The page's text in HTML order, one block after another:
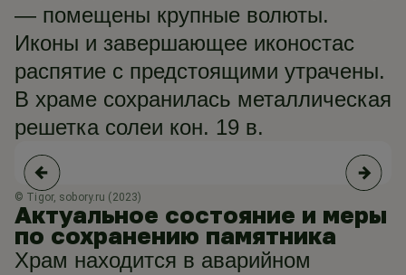
— помещены крупные волюты.
Иконы и завершающее иконостас
распятие с предстоящими утрачены.
В храме сохранилась металлическая
решетка солеи кон. 19 в.
© Tigor, sobory.ru (2023)
Актуальное состояние и меры
по сохранению памятника
Храм находится в аварийном